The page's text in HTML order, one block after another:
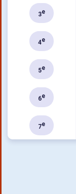
3e
4e
5e
6e
7e